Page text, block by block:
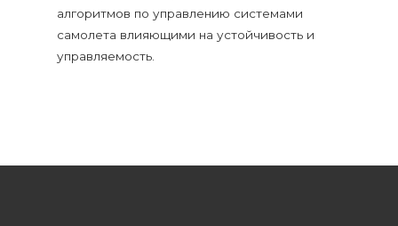
алгоритмов по управлению системами
самолета влияющими на устойчивость и
управляемость.